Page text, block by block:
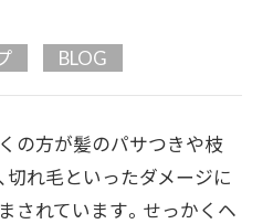
BLOG
の方が髪のパサつきや枝
切れ毛といったダメージに
されています。せっかくヘ